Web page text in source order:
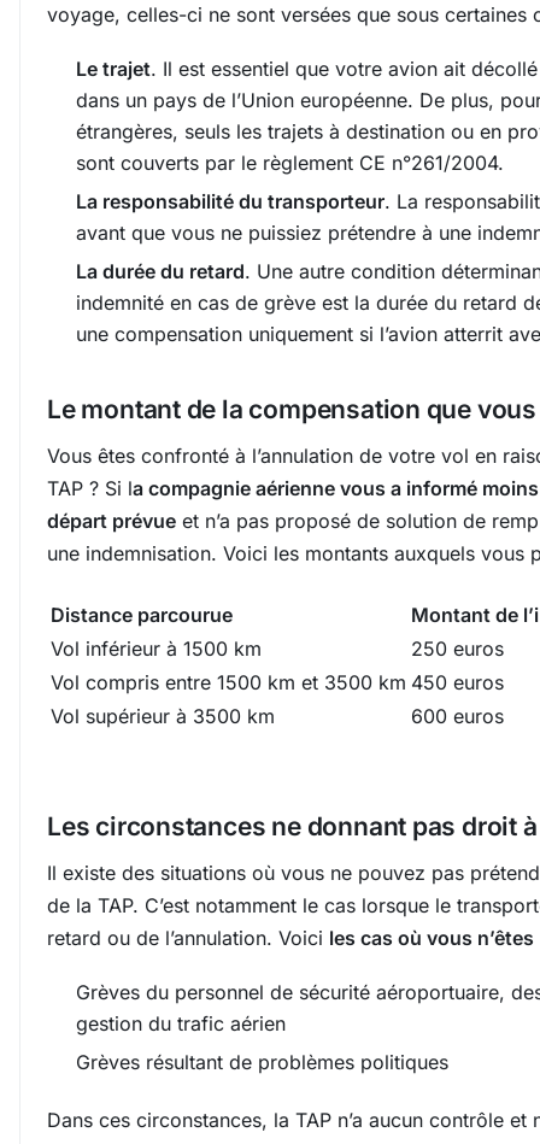
voyage, celles-ci ne sont versées que sous certaines
Le trajet. Il est essentiel que votre avion ait
dans un pays de l’Union européenne. De plus,
étrangères, seuls les trajets à destination ou en
sont couverts par le règlement CE n°261/2004.
La responsabilité du transporteur. La
avant que vous ne puissiez prétendre à une
La durée du retard. Une autre condition
indemnité en cas de grève est la durée du retard
une compensation uniquement si l’avion atterrit
Le montant de la compensation que
Vous êtes confronté à l’annulation de votre vol en
TAP ? Si la compagnie aérienne vous a informé
départ prévue et n’a pas proposé de solution de
une indemnisation. Voici les montants auxquels vous
Distance parcourue
Montant de
Vol inférieur à 1500 km
250 euros
Vol compris entre 1500 km et 3500 km 450 euros
Vol supérieur à 3500 km
600 euros
Les circonstances ne donnant pas droit
Il existe des situations où vous ne pouvez pas
de la TAP. C’est notamment le cas lorsque le
retard ou de l’annulation. Voici les cas où vous
Grèves du personnel de sécurité aéroportuaire,
gestion du trafic aérien
Grèves résultant de problèmes politiques
Dans ces circonstances, la TAP n’a aucun contrôle et